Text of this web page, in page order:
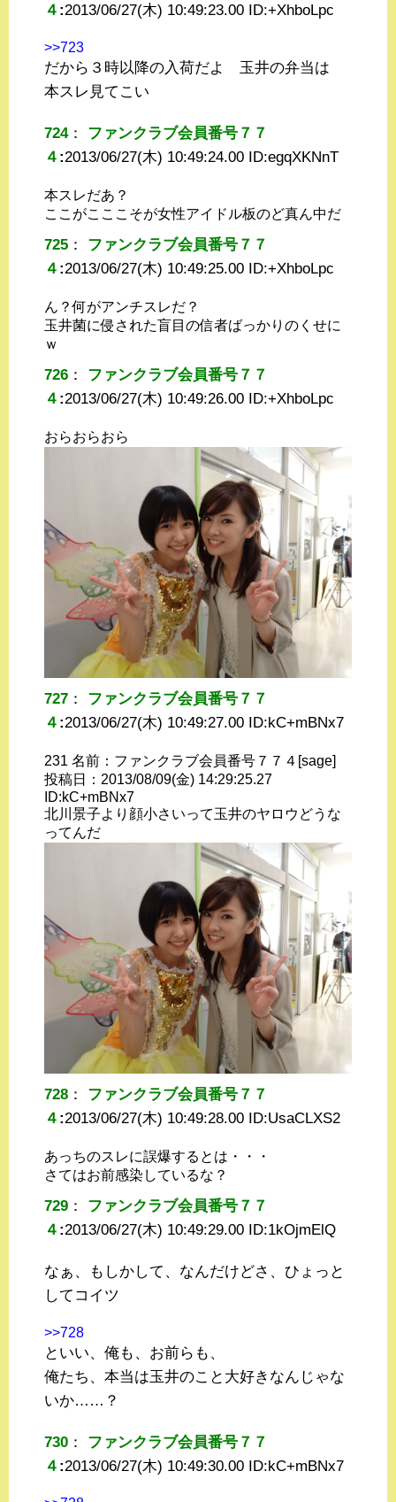
４ :2013/06/27(木) 10:49:23.00 ID:+XhboLpc
>>723
だから３時以降の入荷だよ 玉井の弁当は
本スレ見てこい
724： ファンクラブ会員番号７７
４ :2013/06/27(木) 10:49:24.00 ID:egqXKNnT
本スレだあ？
ここがこここそが女性アイドル板のど真ん中だ
725 ： ファンクラブ会員番号７７
４ :2013/06/27(木) 10:49:25.00 ID:+XhboLpc
ん？何がアンチスレだ？
玉井菌に侵された盲目の信者ばっかりのくせに
ｗ
726 ： ファンクラブ会員番号７７
４ :2013/06/27(木) 10:49:26.00 ID:+XhboLpc
おらおらおら
727 ： ファンクラブ会員番号７７
４ :2013/06/27(木) 10:49:27.00 ID:kC+mBNx7
231 名前：ファンクラブ会員番号７７４[sage]
投稿日：2013/08/09(金) 14:29:25.27
ID:kC+mBNx7
北川景子より顔小さいって玉井のヤロウどうな
ってんだ
728 ： ファンクラブ会員番号７７
４ :2013/06/27(木) 10:49:28.00 ID:UsaCLXS2
あっちのスレに誤爆するとは・・・
さてはお前感染しているな？
729 ： ファンクラブ会員番号７７
４ :2013/06/27(木) 10:49:29.00 ID:1kOjmElQ
なぁ、もしかして、なんだけどさ、ひょっと
してコイツ
>>728
といい、俺も、お前らも、
俺たち、本当は玉井のこと大好きなんじゃな
いか……？
730 ： ファンクラブ会員番号７７
４ :2013/06/27(木) 10:49:30.00 ID:kC+mBNx7